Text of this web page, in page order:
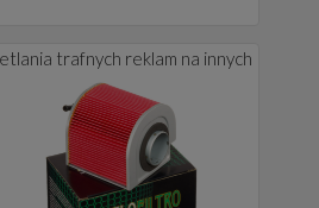
trafnych reklam na innych